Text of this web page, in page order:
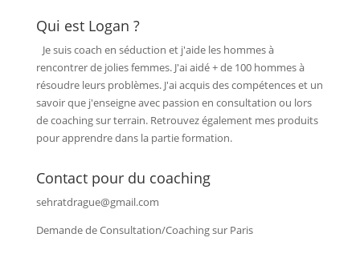
Qui est Logan ?
Je suis coach en séduction et j'aide les hommes à
rencontrer de jolies femmes. J'ai aidé + de 100 hommes à
résoudre leurs problèmes. J'ai acquis des compétences et un
savoir que j'enseigne avec passion en consultation ou lors
de coaching sur terrain. Retrouvez également mes produits
pour apprendre dans la partie formation.
Contact pour du coaching
sehratdrague@gmail.com
Demande de Consultation/Coaching sur Paris